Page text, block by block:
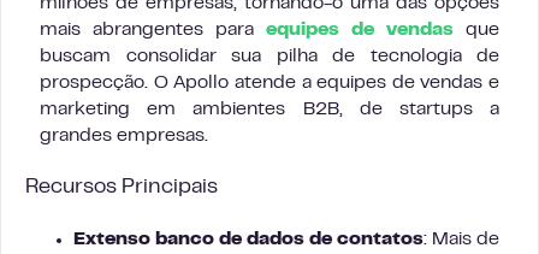
milhões de empresas, tornando-o uma das opções
mais abrangentes para equipes de vendas que
buscam consolidar sua pilha de tecnologia de
prospecção. O Apollo atende a equipes de vendas e
marketing em ambientes B2B, de startups a
grandes empresas.
Recursos Principais
Extenso banco de dados de contatos: Mais de